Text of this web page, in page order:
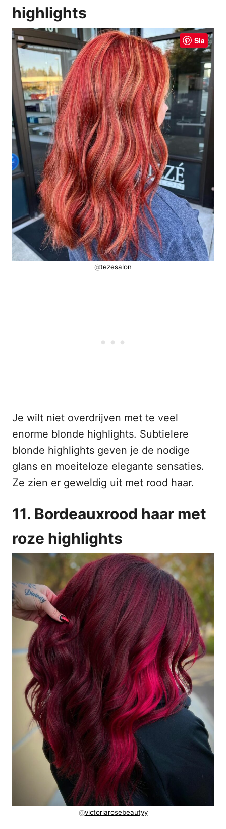
highlights
Sla
@tezesalon
Je wilt niet overdrijven met te veel
enorme blonde highlights. Subtielere
blonde highlights geven je de nodige
glans en moeiteloze elegante sensaties.
Ze zien er geweldig uit met rood haar.
11. Bordeauxrood haar met
roze highlights
@victoriarosebeautyy